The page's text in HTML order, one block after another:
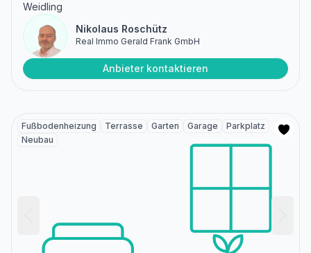
Weidling
Nikolaus Roschütz
Real Immo Gerald Frank GmbH
Anbieter kontaktieren
Fußbodenheizung Terrasse Garten Garage
Parkplatz
Neubau